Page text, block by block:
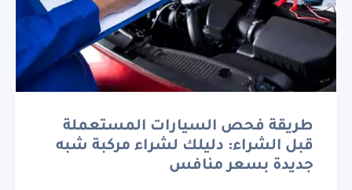
طريقة فحص السيارات المستعملة
قبل الشراء: دليلك لشراء مركبة شبه
جديدة بسعر منافس